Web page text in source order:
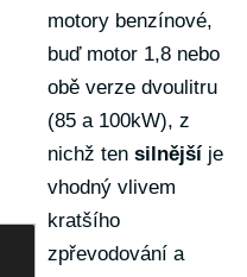
motory benzínové,
buď motor 1,8 nebo
obě verze dvoulitru
(85 a 100kW), z
nichž ten silnější je
vhodný vlivem
kratšího
zpřevodování a